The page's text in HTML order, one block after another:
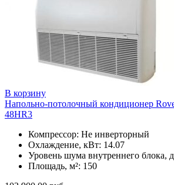
В корзину
Напольно-потолочный кондиционер
48HR3
Компрессор: Не инверторный
Охлаждение, кВт: 14.07
Уровень шума внутреннего блока,
Площадь, м²: 150